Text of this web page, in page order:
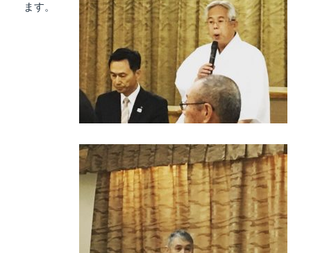
ます。